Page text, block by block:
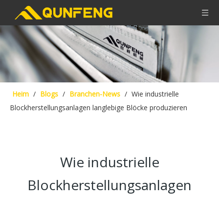
Heim / Blogs / Branchen-News / Wie industrielle
Blockherstellungsanlagen langlebige Blöcke produzieren
Wie industrielle
Blockherstellungsanlagen